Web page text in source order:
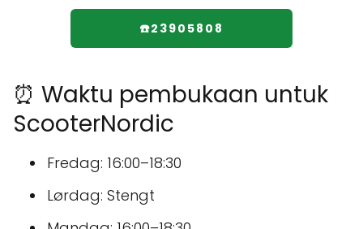
☎️23905808
⏰ Waktu pembukaan untuk
ScooterNordic
Fredag: 16:00–18:30
Lørdag: Stengt